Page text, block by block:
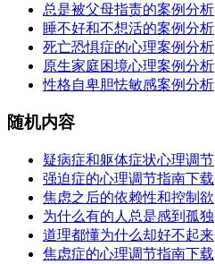
总是被父母指责的案例分析
睡不好和不想活的案例分析
死亡恐惧症的心理案例分析
原生家庭困境心理案例分析
性格自卑胆怯敏感案例分析
随机内容
疑病症和躯体症状心理调节
强迫症的心理调节指南下载
焦虑之后的依赖性和控制欲
为什么有的人总是感到孤独
道理都懂为什么却好不起来
焦虑症的心理调节指南下载